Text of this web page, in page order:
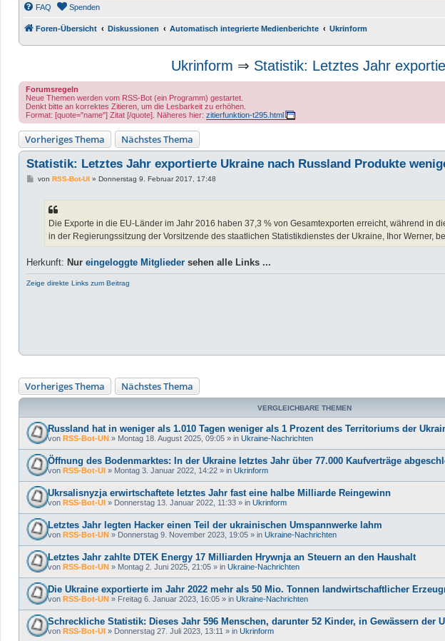
FAQ Spenden
Foren-Übersicht Diskussionen Automatisch integrierte Medienberichte Ukrinform
Ukrinform ⇒ Statistik: Letztes Jahr
Forumsregeln
Neue Themen werden vom RSS-Bot (ein Programm) gestartet.
Denkt bitte an korrektes Zitieren, um die Lesbarkeit zu erhöhen.
Format: [quote="name"] Zitat [/quote]. Näheres hier: zitierfunktion-t295.html
Vorheriges Thema Nächstes Thema
Statistik: Letztes Jahr exportierte Ukraine nach Russland Produkte
Bvon RSS-Bot-UI» Donnerstag 9. Februar 2017, 17:48
Die Exporte in die EU-Länder im Jahr 2016 haben 37,3 % von Gesamtexporten erreicht, während in
in der Regierungssitzung der Vorsitzende des staatlichen Statistikdienstes der Ukraine, Ihor Werner,
Herkunft: Nur eingeloggte Mitglieder sehen alle Links ...
Zeige direkte Links zum Beitrag
Vorheriges Thema Nächstes Thema
VERGLEICHBARE THEMEN
Russland hat in weniger als 1.010 Tagen weniger als 1 Prozent des Territoriums der
von RSS-Bot-UN » Montag 18. August 2025, 09:05 » in Ukraine-Nachrichten
Öffnung des Bodenmarktes: In der Ukraine letztes Jahr über 77.000 Kaufverträge
von RSS-Bot-UI » Montag 3. Januar 2022, 14:22 » in Ukrinform
Ukrsalisnyzja erwirtschaftete letztes Jahr fast eine halbe Milliarde Reingewinn
von RSS-Bot-UI » Donnerstag 13. Januar 2022, 11:33 » in Ukrinform
Letztes Jahr legten Hacker einen Teil der ukrainischen Umspannwerke lahm
von RSS-Bot-UN » Donnerstag 9. November 2023, 19:05 » in Ukraine-Nachrichten
Letztes Jahr zahlte DTEK Energy 17 Milliarden Hrywnja an Steuern an den Haushalt
von RSS-Bot-UN » Montag 2. Juni 2025, 21:05 » in Ukraine-Nachrichten
Die Ukraine exportierte im Jahr 2022 mehr als 50 Mio. Tonnen landwirtschaftlicher
von RSS-Bot-UN » Freitag 6. Januar 2023, 16:05 » in Ukraine-Nachrichten
Schreckliche Statistik: Dieses Jahr 596 Menschen, darunter 52 Kinder, in Gewässern der
von RSS-Bot-UI » Donnerstag 27. Juli 2023, 13:11 » in Ukrinform